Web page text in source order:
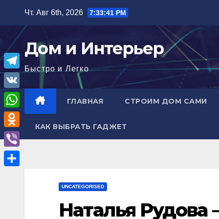
содержимому
Чт. Авг 6th, 2026 7:33:42 PM
Дом и Интерьер
Быстро и Легко
ГЛАВНАЯ СТРОИМ ДОМ САМИ
КАК ВЫБРАТЬ ГАДЖЕТ
UNCATEGORISED
Наталья
T
e
l
e
g
r
V
K
W
h
a
O
d
n
V